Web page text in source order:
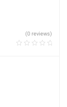
(0 reviews)